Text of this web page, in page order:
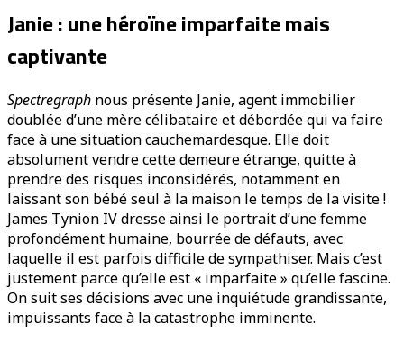
Janie : une héroïne imparfaite mais
captivante
Spectregraph nous présente Janie, agent immobilier
doublée d’une mère célibataire et débordée qui va faire
face à une situation cauchemardesque. Elle doit
absolument vendre cette demeure étrange, quitte à
prendre des risques inconsidérés, notamment en
laissant son bébé seul à la maison le temps de la visite !
James Tynion IV dresse ainsi le portrait d’une femme
profondément humaine, bourrée de défauts, avec
laquelle il est parfois difficile de sympathiser. Mais c’est
justement parce qu’elle est « imparfaite » qu’elle fascine.
On suit ses décisions avec une inquiétude grandissante,
impuissants face à la catastrophe imminente.